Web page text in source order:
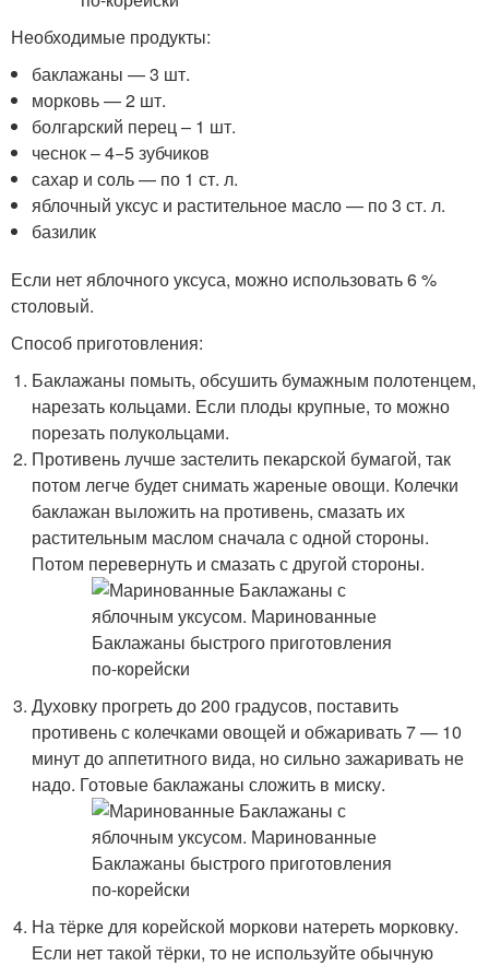
Необходимые продукты:
баклажаны — 3 шт.
морковь — 2 шт.
болгарский перец – 1 шт.
чеснок – 4−5 зубчиков
сахар и соль — по 1 ст. л.
яблочный уксус и растительное масло — по 3 ст. л.
базилик
Если нет яблочного уксуса, можно использовать 6 %
столовый.
Способ приготовления:
Баклажаны помыть, обсушить бумажным полотенцем,
нарезать кольцами. Если плоды крупные, то можно
порезать полукольцами.
Противень лучше застелить пекарской бумагой, так
потом легче будет снимать жареные овощи. Колечки
баклажан выложить на противень, смазать их
растительным маслом сначала с одной стороны.
Потом перевернуть и смазать с другой стороны.
Духовку прогреть до 200 градусов, поставить
противень с колечками овощей и обжаривать 7 — 10
минут до аппетитного вида, но сильно зажаривать не
надо. Готовые баклажаны сложить в миску.
На тёрке для корейской моркови натереть морковку.
Если нет такой тёрки, то не используйте обычную